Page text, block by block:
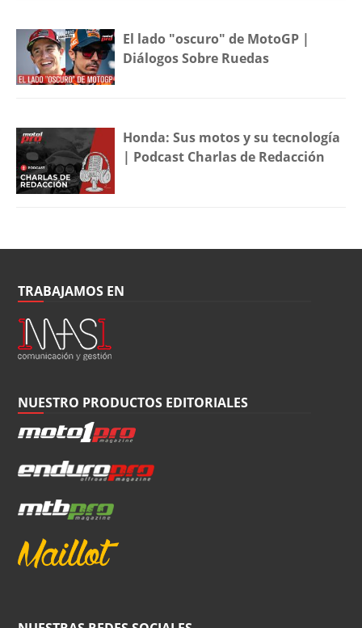
El lado "oscuro" de MotoGP |
Diálogos Sobre Ruedas
Honda: Sus motos y su tecnología
| Podcast Charlas de Redacción
TRABAJAMOS EN
NUESTRO PRODUCTOS EDITORIALES